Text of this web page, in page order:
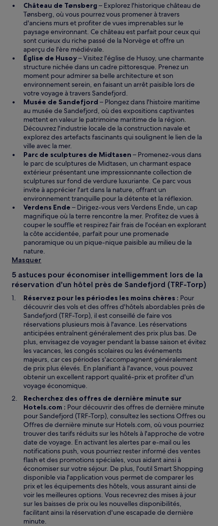
Château de Tønsberg – Explorez l'historique château de
Tønsberg, où vous pourrez vous promener à travers
d'anciens murs et profiter de vues imprenables sur le
paysage environnant. Ce château est parfait pour ceux qui
sont curieux du riche passé de la Norvège et offre un
aperçu de l'ère médiévale.
Église de Husoy– Visitez l'église de Husoy, une charmante
structure nichée dans un cadre pittoresque. Prenez un
moment pour admirer sa belle architecture et son
environnement serein, en faisant un arrêt paisible lors de
votre voyage à travers Sandefjord.
Musée de Sandefjord – Plongez dans l'histoire maritime
au musée de Sandefjord, où des expositions captivantes
mettent en valeur le patrimoine maritime de la région.
Découvrez l'industrie locale de la construction navale et
explorez des artefacts fascinants qui soulignent le lien de la
ville avec la mer.
Parc de sculptures de Midtasen – Promenez-vous dans
le parc de sculptures de Midtasen, un charmant espace
extérieur présentant une impressionnante collection de
sculptures sur fond de verdure luxuriante. Ce parc vous
invite à apprécier l'art dans la nature, offrant un
environnement tranquille pour la détente et la réflexion.
Verdens Ende – Dirigez-vous vers Verdens Ende, un cap
magnifique où la terre rencontre la mer. Profitez de vues à
couper le souffle et respirez l'air frais de l'océan en explorant
la côte accidentée, parfait pour une promenade
panoramique ou un pique-nique paisible au milieu de la
nature.
Masquer
5 astuces pour économiser intelligemment lors de la
réservation d'un hôtel près de Sandefjord (TRF-Torp)
Réservez pour les périodes les moins chères : Pour
découvrir des vols et des offres d'hôtels abordables près de
Sandefjord (TRF-Torp), il est conseillé de faire vos
réservations plusieurs mois à l'avance. Les réservations
anticipées entraînent généralement des prix plus bas. De
plus, envisagez de voyager pendant la basse saison et évitez
les vacances, les congés scolaires ou les événements
majeurs, car ces périodes s'accompagnent généralement
de prix plus élevés. En planifiant à l'avance, vous pouvez
obtenir un excellent rapport qualité-prix et profiter d'un
voyage économique.
Recherchez des offres de dernière minute sur
Hotels.com : Pour découvrir des offres de dernière minute
pour Sandefjord (TRF-Torp), consultez les sections Offres ou
Offres de dernière minute sur Hotels.com, où vous pourriez
trouver des tarifs réduits sur les hôtels à l'approche de votre
date de voyage. En activant les alertes par e-mail ou les
notifications push, vous pourriez rester informé des ventes
flash et des promotions spéciales, vous aidant ainsi à
économiser sur votre séjour. De plus, l'outil Smart Shopping
disponible via l'application vous permet de comparer les
prix et les équipements des hôtels, vous assurant ainsi de
voir les meilleures options. Vous recevrez des mises à jour
sur les baisses de prix ou les nouvelles disponibilités,
facilitant ainsi la réservation d'une escapade de dernière
minute.